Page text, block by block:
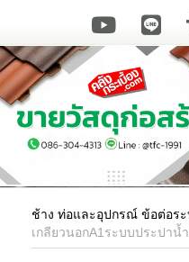
ช้าง ท่อและอุปกรณ์ ข้อต่อร
เกลียวนอกA1ระบบประปาน้